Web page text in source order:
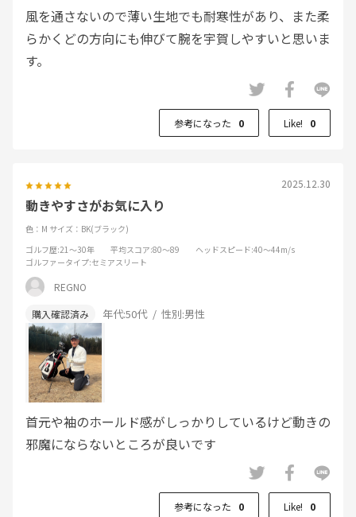
風を通さないので薄い生地でも耐寒性があり、また柔
らかくどの方向にも伸びて腕を宇賀しやすいと思いま
す。
参考になった 0 Like! 0
2025.12.30
動きやすさがお気に入り
色：M サイズ：BK(ブラック)
ゴルフ歴:21～30年 平均スコア:80～89 ヘッドスピード:40～44m/s
ゴルファータイプ:セミアスリート
REGNO
年代:50代 性別:男性
首元や袖のホールド感がしっかりしているけど動きの
邪魔にならないところが良いです
参考になった 0 Like! 0